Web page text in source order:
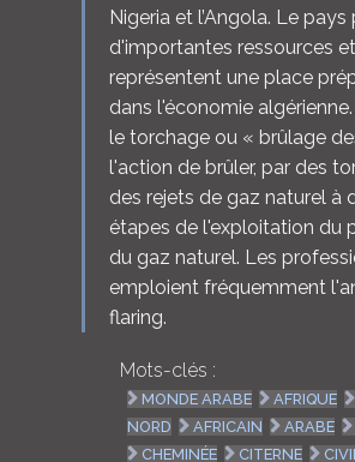
Nigeria et l’Angola. Le
d'importantes ressources et
représentent une place
dans l'économie algérienne.
le torchage ou « brûlage
l'action de brûler, par des
des rejets de gaz naturel à
étapes de l'exploitation du
du gaz naturel. Les
emploient fréquemment
flaring.
Mots-clés :
MONDE ARABE AFRIQUE
NORD
AFRICAIN ARABE
CHEMINÉE
CITERNE